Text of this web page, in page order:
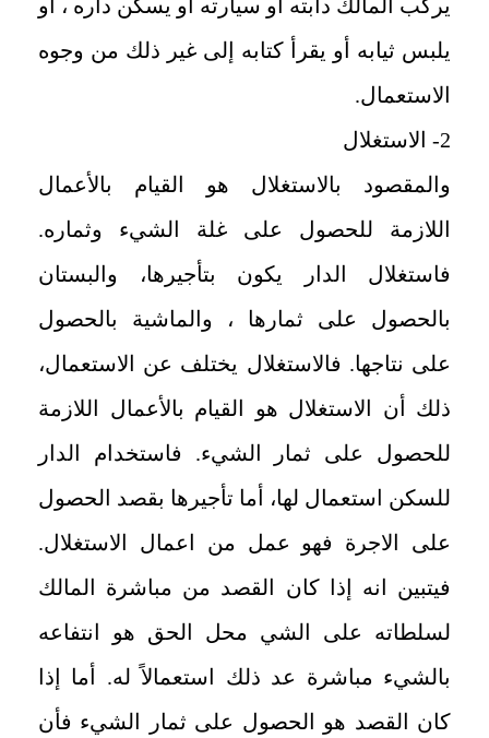
يركب المالك دابته أو سيارته او يسكن داره ، او
يلبس ثيابه أو يقرأ كتابه إلى غير ذلك من وجوه
الاستعمال.
2- الاستغلال
والمقصود بالاستغلال هو القيام بالأعمال
اللازمة للحصول على غلة الشيء وثماره.
فاستغلال الدار يكون بتأجيرها، والبستان
بالحصول على ثمارها ، والماشية بالحصول
على نتاجها. فالاستغلال يختلف عن الاستعمال،
ذلك أن الاستغلال هو القيام بالأعمال اللازمة
للحصول على ثمار الشيء. فاستخدام الدار
للسكن استعمال لها، أما تأجيرها بقصد الحصول
على الاجرة فهو عمل من اعمال الاستغلال.
فيتبين انه إذا كان القصد من مباشرة المالك
لسلطاته على الشي محل الحق هو انتفاعه
بالشيء مباشرة عد ذلك استعمالاً له. أما إذا
كان القصد هو الحصول على ثمار الشيء فأن